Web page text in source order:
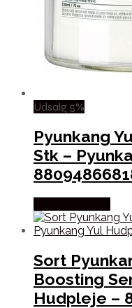
Udsalg 5%
Pyunkang
Stk –
Sort
Boosting
Hudpleje –